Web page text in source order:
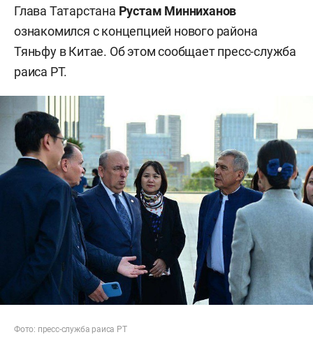
Глава Татарстана Рустам Минниханов
ознакомился с концепцией нового района
Тяньфу в Китае. Об этом сообщает пресс-служба
раиса РТ.
Фото: пресс-служба раиса РТ